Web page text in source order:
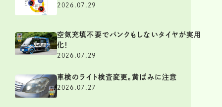
2026.07.29
空気充填不要でパンクもしないタイヤが実用
化！
2026.07.29
車検のライト検査変更。黄ばみに注意
2026.07.27